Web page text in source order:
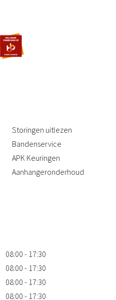
Storingen uitlezen
Bandenservice
APK Keuringen
Aanhangeronderhoud
08:00 - 17:30
08:00 - 17:30
08:00 - 17:30
08:00 - 17:30